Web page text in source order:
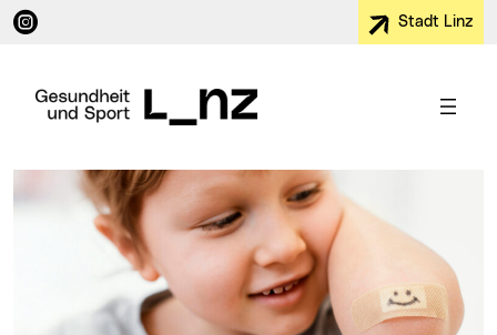
Instagram (neues Fenster) Stadt Linz